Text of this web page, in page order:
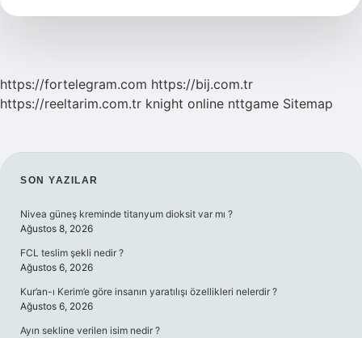
Nasıl
https://fortelegram.com https://bij.com.tr
https://reeltarim.com.tr knight online nttgame Sitemap
SIDEBAR
SON YAZILAR
Nivea güneş kreminde titanyum dioksit var mı ?
Ağustos 8, 2026
FCL teslim şekli nedir ?
Ağustos 6, 2026
Kur’an-ı Kerim’e göre insanın yaratılışı özellikleri nelerdir ?
Ağustos 6, 2026
Ayın sekline verilen isim nedir ?